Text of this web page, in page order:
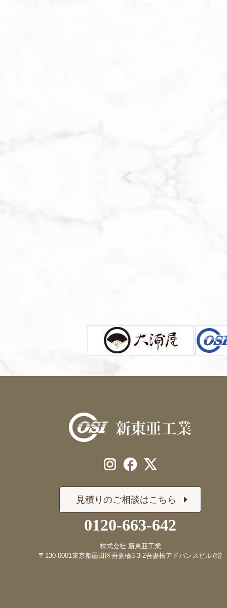
見積りのご相談はこちら
0120-663-642
株式会社 新東亜工業
〒130-0001東京都墨田区吾妻橋3-3-2吾妻橋アドバンスビル7階